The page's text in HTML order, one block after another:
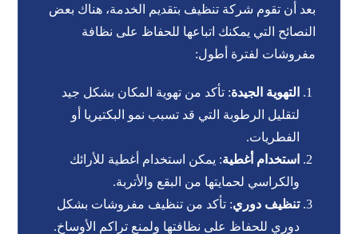
بعد أن تقوم شركة تنظيف بتقديم الخدمة، هناك بعض
النصائح التي يمكنك اتباعها للحفاظ على نظافة
مفروشات لفترة أطول:
التهوية الجيدة: تأكد من تهوية المكان بشكل جيد
لتقليل الرطوبة التي قد تسبب نمو البكتيريا أو
الفطريات.
استخدام أغطية: يمكن استخدام أغطية للأرائك
والكراسي لحمايتها من البقع والأتربة.
تنظيف دوري: تأكد من تنظيف مفروشات بشكل
دوري للحفاظ على نظافتها ولمنع تراكم الأوساخ.